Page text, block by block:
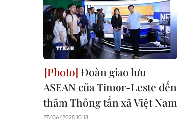
Đoàn giao lưu
ASEAN của Timor-Leste đến
thăm Thông tấn xã Việt Nam
27/06/2025 10:18